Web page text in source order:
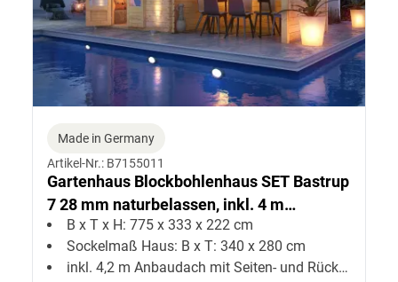
Made in Germany
Artikel-Nr.: B7155011
Gartenhaus Blockbohlenhaus SET Bastrup
7 28 mm naturbelassen, inkl. 4 m
Anbaudach + Seiten--Rückwand
B x T x H: 775 x 333 x 222 cm
Sockelmaß Haus: B x T: 340 x 280 cm
inkl. 4,2 m Anbaudach mit Seiten- und Rückwand